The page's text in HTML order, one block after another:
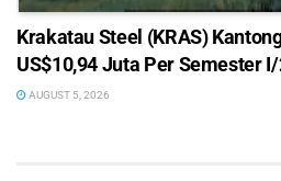
Krakatau Steel (KRAS)
US$10,94 Juta Per Semester
AUGUST 5, 2026